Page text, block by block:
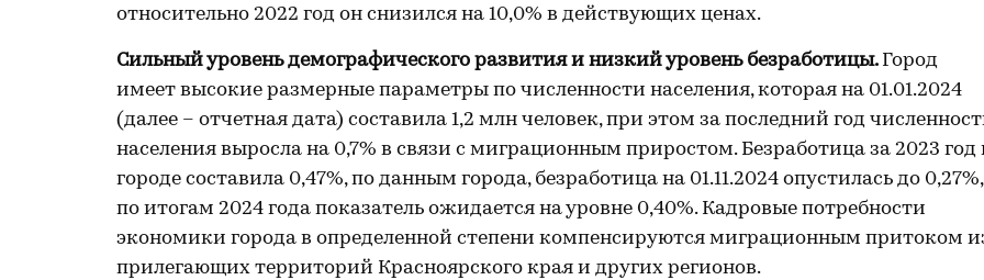
относительно 2022 год он снизился на 10,0% в действующих ценах.
Сильный уровень демографического развития и низкий уровень безработицы. Город
имеет высокие размерные параметры по численности населения, которая на 01.01.2024
(далее – отчетная дата) составила 1,2 млн человек, при этом за последний год
населения выросла на 0,7% в связи с миграционным приростом. Безработица за 2023 год
городе составила 0,47%, по данным города, безработица на 01.11.2024 опустилась до 0,27%,
по итогам 2024 года показатель ожидается на уровне 0,40%. Кадровые потребности
экономики города в определенной степени компенсируются миграционным притоком
прилегающих территорий Красноярского края и других регионов.